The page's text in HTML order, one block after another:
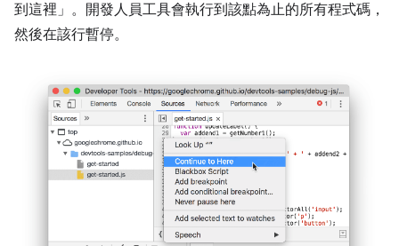
到這裡」 。開發人員工具會執行到該點為止的所有程式碼，
然後在該行暫停。